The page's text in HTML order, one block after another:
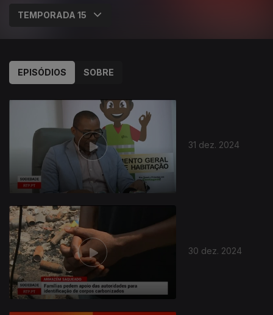
EPISÓDIOS SOBRE
31 dez. 2024
30 dez. 2024